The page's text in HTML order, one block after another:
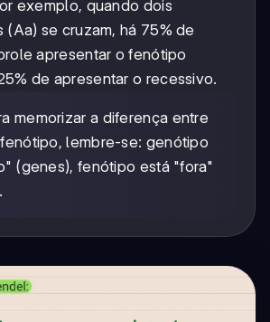
exemplo, quando dois
se cruzam, há 75% de
apresentar o fenótipo
de apresentar o recessivo.
memorizar a diferença entre
lembre-se: genótipo
(genes), fenótipo está "fora"